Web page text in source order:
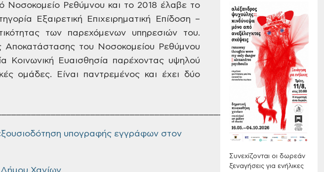
Νοσοκομείο Ρεθύμνου και το 2018 έλαβε το
Εξαιρετική Επιχειρηματική Επίδοση –
των παρεχόμενων υπηρεσιών του.
Αποκατάστασης του Νοσοκομείου Ρεθύμνου
Κοινωνική Ευαισθησία παρέχοντας υψηλού
ομάδες. Είναι παντρεμένος και έχει δύο
υπογραφής εγγράφων στον
Την Τρίτη 11/08
Τακτική συνεδρίαση
Δημοτικής
Επιτροπής στις 10-
08-2026
Συνεχίζονται οι δωρεάν
ξεναγήσεις για ενήλικες